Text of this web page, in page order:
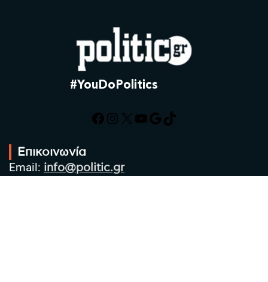
#YouDoPolitics
Facebook
Instagram
X YouTube
Google
TikTok
Επικοινωνία
Email: info@politic.gr